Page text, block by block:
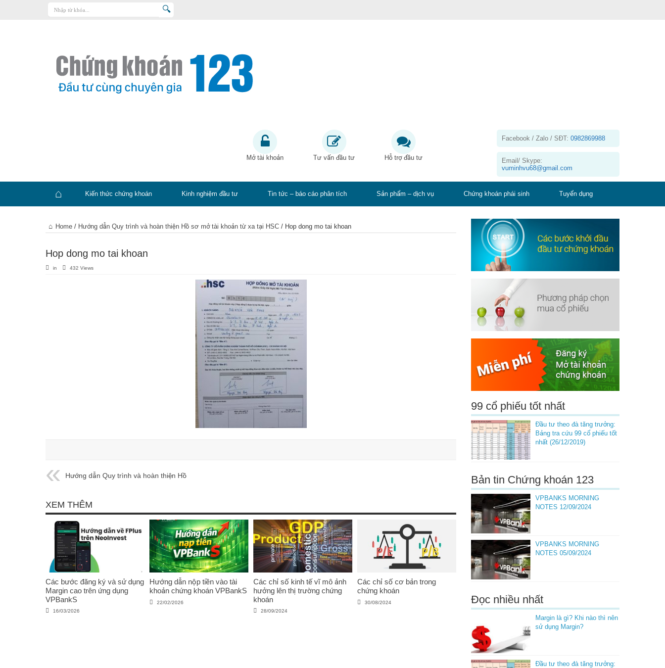
Kiến thức chứng khoán
Kinh nghiệm đầu tư
Tin tức – báo cáo phân tích
Mở tài khoản Tư vấn đầu tư Hỗ trợ đầu tư
Facebook / Zalo / SĐT: 0982869988
Email/ Skype:
vuminhvu68@gmail.com
Trang
chủ
Kiến thức chứng khoán Kinh nghiệm đầu tư Tin tức – báo cáo phân tích Sản phẩm – dịch vụ Chứng khoán phái sinh Tuyển dụng
Home / Hướng dẫn Quy trình và hoàn thiện Hồ sơ mở tài khoản từ xa tại HSC / Hop dong mo tai khoan
Hop dong mo tai khoan
in 432 Views
Hướng dẫn Quy trình và hoàn thiện Hồ
XEM THÊM
Các bước đăng ký và sử dụng
Margin cao trên ứng dụng
VPBankS
16/03/2026
Hướng dẫn nộp tiền vào tài
khoản chứng khoán VPBankS
22/02/2026
Các chỉ số kinh tế vĩ mô ảnh
hưởng lên thị trường chứng
khoán
28/09/2024
Các chỉ số cơ bản trong
chứng khoán
30/08/2024
99 cổ phiếu tốt nhất
Đầu tư theo đà tăng trưởng:
Bảng tra cứu 99 cổ phiếu tốt
nhất (26/12/2019)
Bản tin Chứng khoán 123
VPBANKS MORNING
NOTES 12/09/2024
VPBANKS MORNING
NOTES 05/09/2024
Đọc nhiều nhất
Margin là gì? Khi nào thì nên
sử dụng Margin?
Đầu tư theo đà tăng trưởng: